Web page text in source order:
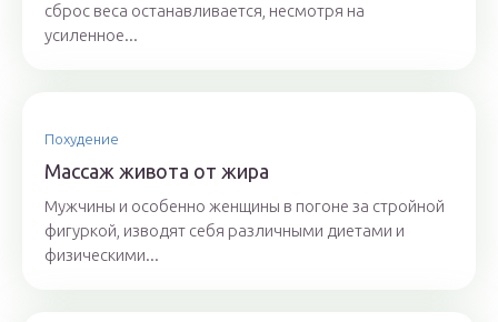
сброс веса останавливается, несмотря на
усиленное...
Похудение
Массаж живота от жира
Мужчины и особенно женщины в погоне за стройной
фигуркой, изводят себя различными диетами и
физическими...